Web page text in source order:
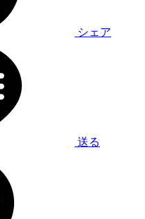
シェア
送る